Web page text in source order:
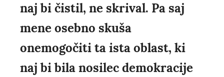
naj bi čistil, ne skrival. Pa saj
mene osebno skuša
onemogočiti ta ista oblast, ki
naj bi bila nosilec demokracije